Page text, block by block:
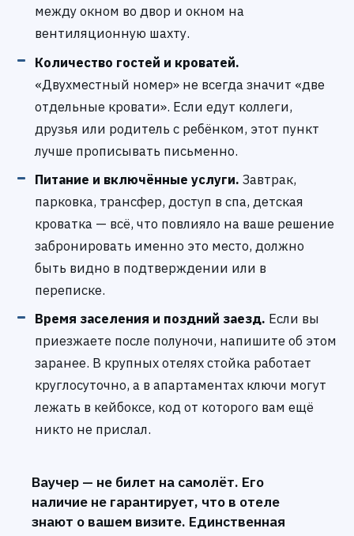
между окном во двор и окном на
вентиляционную шахту.
Количество гостей и кроватей.
«Двухместный номер» не всегда значит «две
отдельные кровати». Если едут коллеги,
друзья или родитель с ребёнком, этот пункт
лучше прописывать письменно.
Питание и включённые услуги. Завтрак,
парковка, трансфер, доступ в спа, детская
кроватка — всё, что повлияло на ваше решение
забронировать именно это место, должно
быть видно в подтверждении или в
переписке.
Время заселения и поздний заезд. Если вы
приезжаете после полуночи, напишите об этом
заранее. В крупных отелях стойка работает
круглосуточно, а в апартаментах ключи могут
лежать в кейбоксе, код от которого вам ещё
никто не прислал.
Ваучер — не билет на самолёт. Его
наличие не гарантирует, что в отеле
знают о вашем визите. Единственная